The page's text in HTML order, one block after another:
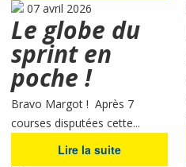
07 avril 2026
Le globe du
sprint en
poche !
Bravo Margot ! Après 7
courses disputées cette...
Lire la suite